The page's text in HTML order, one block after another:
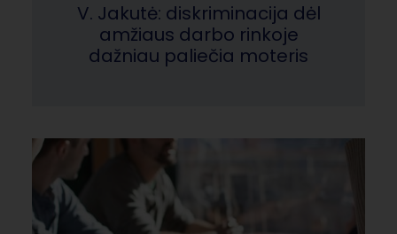
V. Jakutė: diskriminacija dėl
amžiaus darbo rinkoje
dažniau paliečia moteris